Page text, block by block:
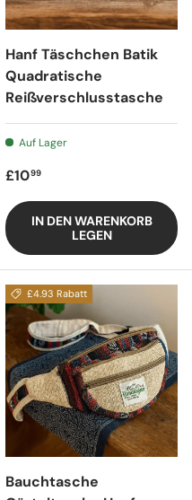
Hanf Täschchen Batik
Quadratische
Reißverschlusstasche
Auf Lager
Regulärer Preis
£1099
IN DEN WARENKORB
LEGEN
£4.93 Rabatt
Bauchtasche